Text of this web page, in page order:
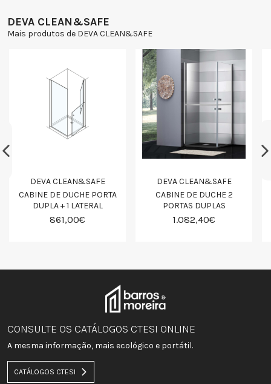
DEVA CLEAN&SAFE
Mais produtos de DEVA CLEAN&SAFE
DEVA CLEAN&SAFE
CABINE DE DUCHE PORTA
DUPLA + 1 LATERAL
861,00€
DEVA CLEAN&SAFE
CABINE DE DUCHE 2
PORTAS DUPLAS
1.082,40€
CONSULTE OS CATÁLOGOS CTESI ONLINE
A mesma informação, mais ecológico e portátil.
CATÁLOGOS CTESI